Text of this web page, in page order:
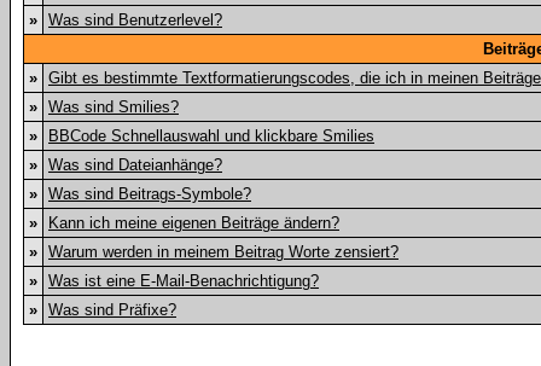
» Was sind Benutzerlevel?
» Gibt es bestimmte Textformatierungscodes, die ich in meinen
» Was sind Smilies?
»
BBCode Schnellauswahl und klickbare Smilies
» Was sind Dateianhänge?
» Was sind Beitrags-Symbole?
»
Kann ich meine eigenen Beiträge ändern?
» Warum werden in meinem Beitrag Worte zensiert?
» Was ist eine E-Mail-Benachrichtigung?
» Was sind Präfixe?